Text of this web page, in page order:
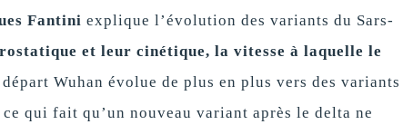
Fantini explique l’évolution des variants du Sars-
et leur cinétique, la vitesse à laquelle le
Wuhan évolue de plus en plus vers des variants
qui fait qu’un nouveau variant après le delta ne